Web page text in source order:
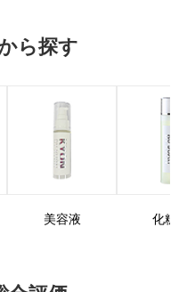
ら探す
美容液 化